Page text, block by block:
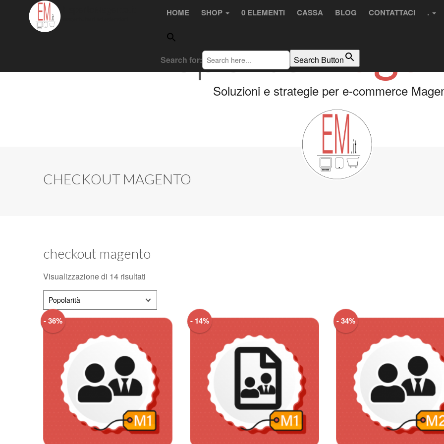
Main menu
Skip to content
HOME SHOP 0 ELEMENTI CASSA BLOG CONTATTACI .
Search for: Search Button
Esperto
Soluzioni e strategie per e-commerce
CHECKOUT MAGENTO
checkout magento
Visualizzazione di 14 risultati
- 36% - 14% - 34%